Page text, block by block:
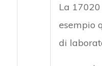
La
esempio
di